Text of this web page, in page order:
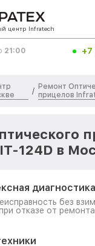
центр Infratech
21:00
/
Ремонт
прицелов
124D в
диагностика
без
отказе от